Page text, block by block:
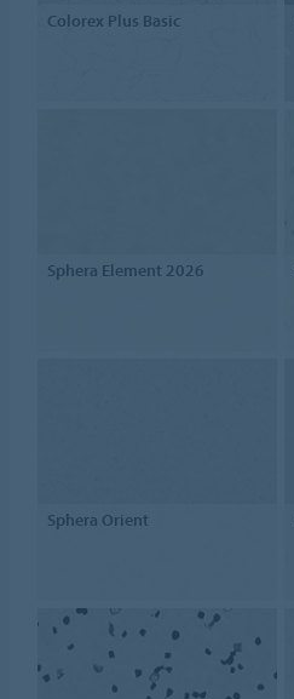
Colorex Plus Basic
Sphera Element 2026
Sphera Orient